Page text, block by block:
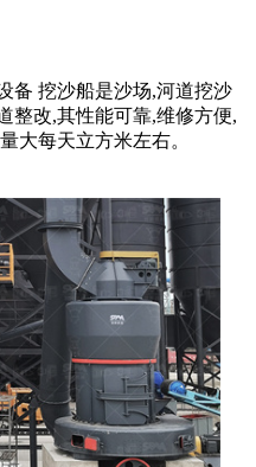
备 挖沙船是沙场,河道挖沙
整改,其性能可靠,维修方便,
大每天立方米左右。